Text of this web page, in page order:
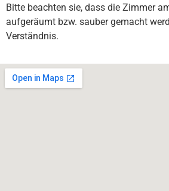
Bitte beachten sie, dass die Zimmer
aufgeräumt bzw. sauber gemacht
Verständnis.